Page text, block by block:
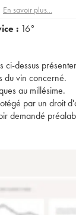
En savoir plus...
: 16°
ci-dessus
du vin concerné.
au millésime.
par un droit
demandé